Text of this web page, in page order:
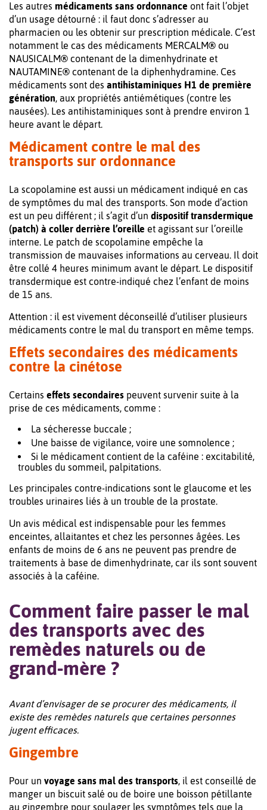
Les autres médicaments sans ordonnance ont fait l’objet
d’un usage détourné : il faut donc s’adresser au
pharmacien ou les obtenir sur prescription médicale. C’est
notamment le cas des médicaments MERCALM® ou
NAUSICALM® contenant de la dimenhydrinate et
NAUTAMINE® contenant de la diphenhydramine. Ces
médicaments sont des antihistaminiques H1 de première
génération, aux propriétés antiémétiques (contre les
nausées). Les antihistaminiques sont à prendre environ 1
heure avant le départ.
Médicament contre le mal des
transports sur ordonnance
La scopolamine est aussi un médicament indiqué en cas
de symptômes du mal des transports. Son mode d’action
est un peu différent ; il s’agit d’un dispositif transdermique
(patch) à coller derrière l’oreille et agissant sur l’oreille
interne. Le patch de scopolamine empêche la
transmission de mauvaises informations au cerveau. Il doit
être collé 4 heures minimum avant le départ. Le dispositif
transdermique est contre-indiqué chez l’enfant de moins
de 15 ans.
Attention : il est vivement déconseillé d’utiliser plusieurs
médicaments contre le mal du transport en même temps.
Effets secondaires des médicaments
contre la cinétose
Certains effets secondaires peuvent survenir suite à la
prise de ces médicaments, comme :
La sécheresse buccale ;
Une baisse de vigilance, voire une somnolence ;
Si le médicament contient de la caféine : excitabilité,
troubles du sommeil, palpitations.
Les principales contre-indications sont le glaucome et les
troubles urinaires liés à un trouble de la prostate.
Un avis médical est indispensable pour les femmes
enceintes, allaitantes et chez les personnes âgées. Les
enfants de moins de 6 ans ne peuvent pas prendre de
traitements à base de dimenhydrinate, car ils sont souvent
associés à la caféine.
Comment faire passer le mal
des transports avec des
remèdes naturels ou de
grand-mère ?
Avant d’envisager de se procurer des médicaments, il
existe des remèdes naturels que certaines personnes
jugent efficaces.
Gingembre
Pour un voyage sans mal des transports, il est conseillé de
manger un biscuit salé ou de boire une boisson pétillante
au gingembre pour soulager les symptômes tels que la